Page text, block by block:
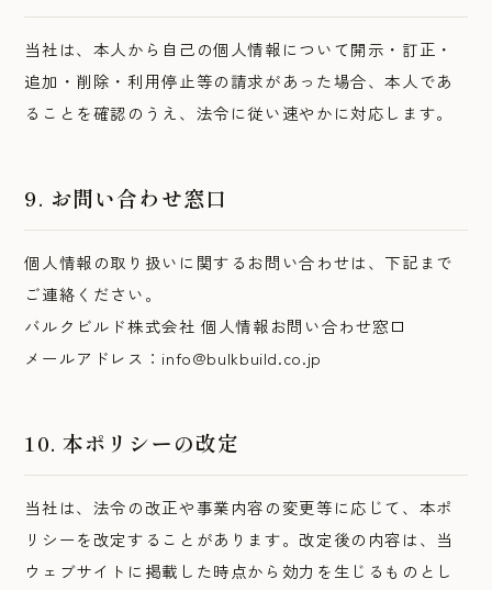
当社は、本人から自己の個人情報について開示・訂正・
追加・削除・利用停止等の請求があった場合、本人であ
ることを確認のうえ、法令に従い速やかに対応します。
9. お問い合わせ窓口
個人情報の取り扱いに関するお問い合わせは、下記まで
ご連絡ください。
バルクビルド株式会社 個人情報お問い合わせ窓口
メールアドレス：info@bulkbuild.co.jp
10. 本ポリシーの改定
当社は、法令の改正や事業内容の変更等に応じて、本ポ
リシーを改定することがあります。改定後の内容は、当
ウェブサイトに掲載した時点から効力を生じるものとし